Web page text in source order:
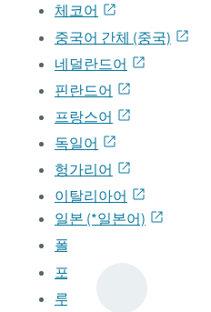
체코어
중국어 간체 (중국)
네덜란드어
핀란드어
프랑스어
독일어
헝가리어
이탈리아어
일본 (*일본어)
폴란드어
포르투갈어
루마니아어